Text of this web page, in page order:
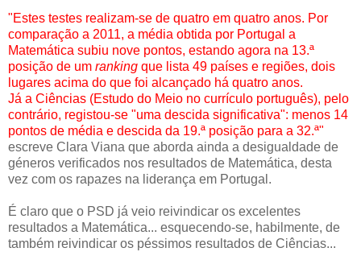
"Estes testes realizam-se de quatro em quatro anos. Por
comparação a 2011, a média obtida por Portugal a
Matemática subiu nove pontos, estando agora na 13.ª
posição de um ranking que lista 49 países e regiões, dois
lugares acima do que foi alcançado há quatro anos.
Já a Ciências (Estudo do Meio no currículo português), pelo
contrário, registou-se "uma descida significativa": menos 14
pontos de média e descida da 19.ª posição para a 32.ª"
escreve Clara Viana que aborda ainda a desigualdade de
géneros verificados nos resultados de Matemática, desta
vez com os rapazes na liderança em Portugal.
É claro que o PSD já veio reivindicar os excelentes
resultados a Matemática... esquecendo-se, habilmente, de
também reivindicar os péssimos resultados de Ciências...